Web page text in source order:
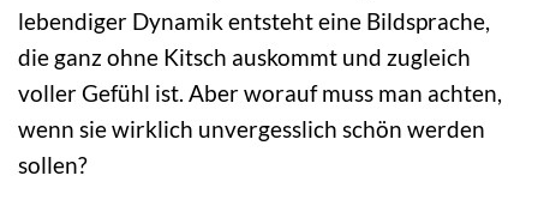
lebendiger Dynamik entsteht eine Bildsprache,
die ganz ohne Kitsch auskommt und zugleich
voller Gefühl ist. Aber worauf muss man achten,
wenn sie wirklich unvergesslich schön werden
sollen?